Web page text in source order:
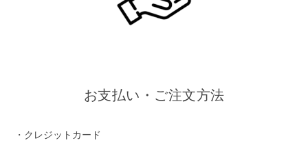
お支払い・ご注文方法
・クレジットカード